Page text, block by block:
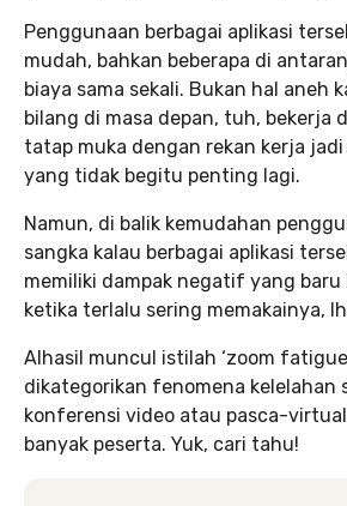
Penggunaan berbagai aplikasi
mudah, bahkan beberapa di
biaya sama sekali. Bukan hal aneh
bilang di masa depan, tuh, bekerja
tatap muka dengan rekan kerja
yang tidak begitu penting lagi.
Namun, di balik kemudahan
sangka kalau berbagai aplikasi
memiliki dampak negatif yang baru
ketika terlalu sering memakainya,
Alhasil muncul istilah ‘zoom
dikategorikan fenomena kelelahan
konferensi video atau pasca-
banyak peserta. Yuk, cari tahu!